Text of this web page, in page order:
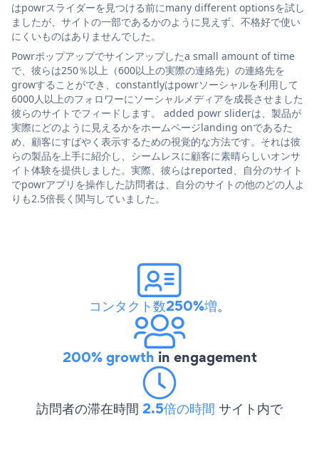
はpowrスライダーを見つける前にmany different optionsを試し
ましたが、サイトの一部であるかのように見えず、不格好で使い
にくいものはありませんでした。
Powrポップアップでサインアップしたa small amount of time
で、彼らは250％以上（600以上の実際の連絡先）の連絡先を
growすることができ、constantlyはpowrソーシャルを利用して
6000人以上のフォロワーにソーシャルメディアを成長させました
彼らのサイトでフィードします。 added powr sliderは、製品が
実際にどのように見えるかをホームページlanding onであるた
め、顧客にすばやく表示するための視覚的な方法です。それは彼
らの製品を上手に紹介し、シームレスに顧客に素晴らしいオンサ
イト体験を提供しました。実際、彼らはreported、自分のサイト
でpowrアプリを操作した訪問者は、自分のサイトの他のどの人よ
りも2.5倍長く関与していました。
コンタクト数250%増。
200% growth in engagement
訪問者の滞在時間 2.5倍の時間 サイト内で